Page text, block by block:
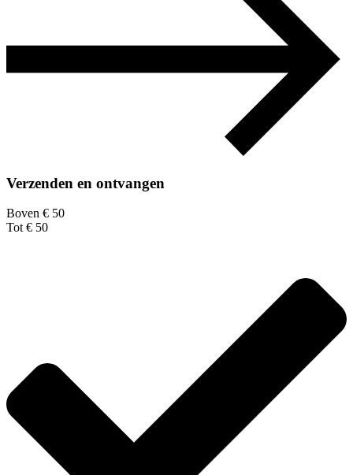
Verzenden en ontvangen
Boven € 50
Tot € 50